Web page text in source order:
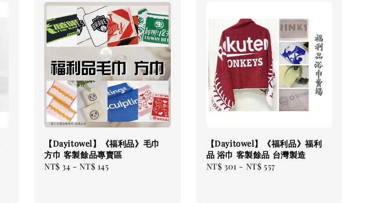
【Dayitowel】《福利品》毛巾
方巾 客製餘品專賣區
Regular
NT$ 34 -NT$ 145
【Dayitowel】《福利品》福利
品 浴巾 客製餘品 台灣製造
Regular
NT$ 301 - NT$ 557